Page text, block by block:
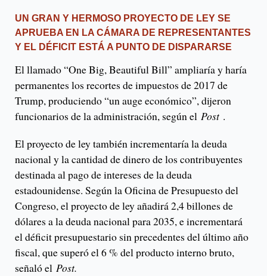
UN GRAN Y HERMOSO PROYECTO DE LEY SE
APRUEBA EN LA CÁMARA DE REPRESENTANTES
Y EL DÉFICIT ESTÁ A PUNTO DE DISPARARSE
El llamado “One Big, Beautiful Bill” ampliaría y haría
permanentes los recortes de impuestos de 2017 de
Trump, produciendo “un auge económico”, dijeron
funcionarios de la administración, según el Post .
El proyecto de ley también incrementaría la deuda
nacional y la cantidad de dinero de los contribuyentes
destinada al pago de intereses de la deuda
estadounidense. Según la Oficina de Presupuesto del
Congreso, el proyecto de ley añadirá 2,4 billones de
dólares a la deuda nacional para 2035, e incrementará
el déficit presupuestario sin precedentes del último año
fiscal, que superó el 6 % del producto interno bruto,
señaló el Post.